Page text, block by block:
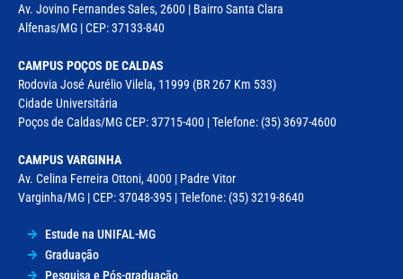
Av. Jovino Fernandes Sales, 2600 | Bairro Santa Clara
Alfenas/MG | CEP: 37133-840
CAMPUS POÇOS DE CALDAS
Rodovia José Aurélio Vilela, 11999 (BR 267 Km 533)
Cidade Universitária
Poços de Caldas/MG CEP: 37715-400 | Telefone: (35) 3697-4600
CAMPUS VARGINHA
Av. Celina Ferreira Ottoni, 4000 | Padre Vitor
Varginha/MG | CEP: 37048-395 | Telefone: (35) 3219-8640
Estude na UNIFAL-MG
Graduação
Pesquisa e Pós-graduação